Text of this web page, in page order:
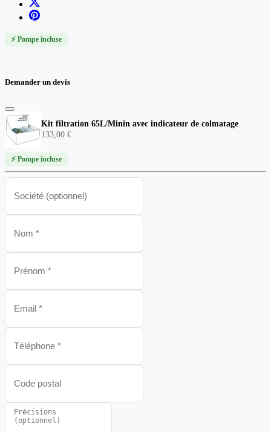
⚡ Pompe incluse
Demander un devis
Kit filtration 65L/Minin avec indicateur de colmatage
133,00 €
⚡ Pompe incluse